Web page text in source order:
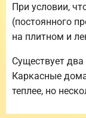
При условии,
(постоянного
на плитном и
Существует
Каркасные
теплее, но